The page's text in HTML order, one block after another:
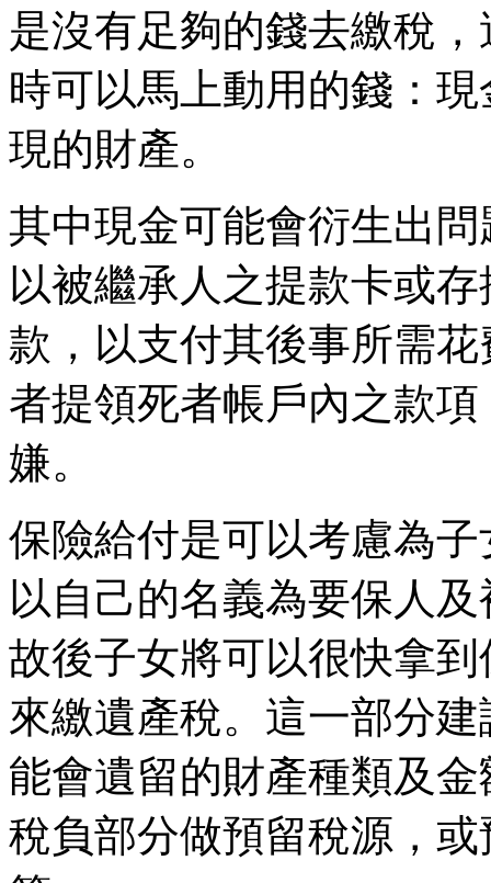
是沒有足夠的錢去繳稅
時可以馬上動用的錢：
現的財產。
其中現金可能會衍生出
以被繼承人之提款卡或
款，以支付其後事所需
者提領死者帳戶內之款
嫌。
保險給付是可以考慮為
以自己的名義為要保人
故後子女將可以很快拿
來繳遺產稅。這一部分
能會遺留的財產種類及
稅負部分做預留稅源，